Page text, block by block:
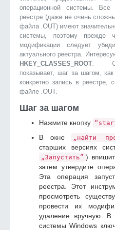
операционной системы.
реестре (даже не очень
файла .OUT) имеют
системы, поэтому прежде
модификации следует
актуального реестра.
HKEY_CLASSES_ROOT.
показывает, шаг за шагом,
конкретно запись в
файле .OUT.
Шаг за шагом
Нажмите кнопку
В окне „найти
старших версиях
„Запустить” )
затем утвердите
Эта операция
реестра. Этот
просмотреть
провести их
удаление вручную. В
системы Windows